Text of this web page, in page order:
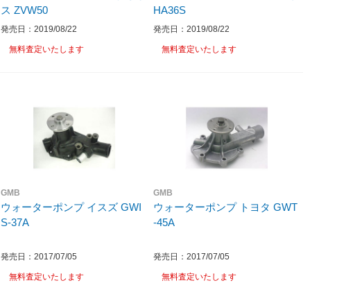
ス ZVW50
発売日：2019/08/22
無料査定いたします
HA36S
発売日：2019/08/22
無料査定いたします
GMB
ウォーターポンプ イスズ GWI
S-37A
発売日：2017/07/05
無料査定いたします
GMB
ウォーターポンプ トヨタ GWT
-45A
発売日：2017/07/05
無料査定いたします